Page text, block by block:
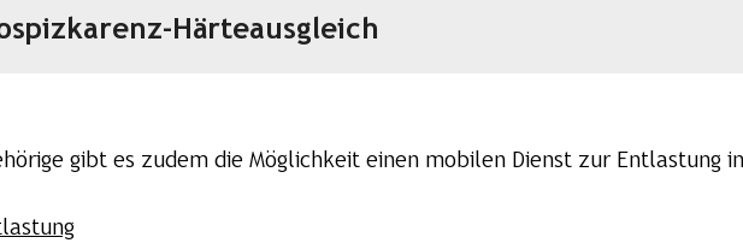
Härteausgleich
gibt es zudem die Möglichkeit einen mobilen Dienst zur Entlastung